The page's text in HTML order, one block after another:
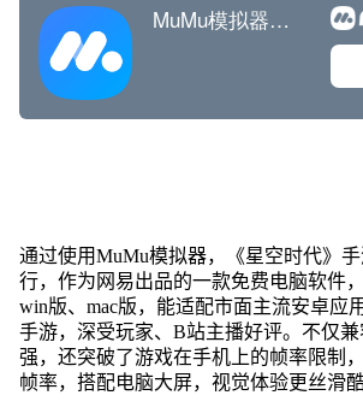
通过使用MuMu模拟器，《星空时代》
行，作为网易出品的一款免费电脑软件
win版、mac版，能适配市面主流安卓应
手游，深受玩家、B站主播好评。不仅
强，还突破了游戏在手机上的帧率限制
帧率，搭配电脑大屏，视觉体验更丝滑酷